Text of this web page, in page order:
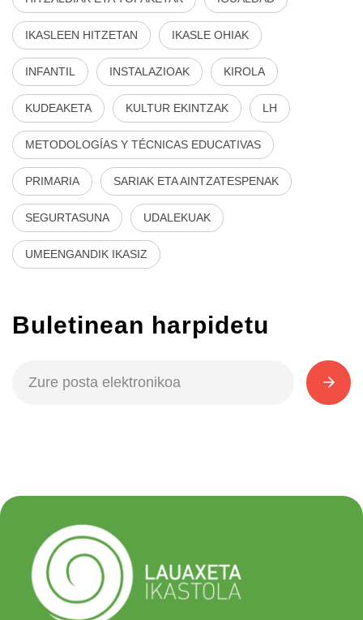
IKASLEEN HITZETAN IKASLE OHIAK
INFANTIL INSTALAZIOAK KIROLA
KUDEAKETA KULTUR EKINTZAK LH
METODOLOGÍAS Y TÉCNICAS EDUCATIVAS
PRIMARIA SARIAK ETA AINTZATESPENAK
SEGURTASUNA UDALEKUAK
UMEENGANDIK IKASIZ
Buletinean harpidetu